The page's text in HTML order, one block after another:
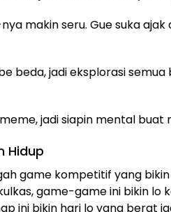
makin seru. Gue suka ajak
beda, jadi eksplorasi semua
jadi siapin mental buat
Hidup
game kompetitif yang
game-game ini bikin lo
ini bikin hari lo yang berat